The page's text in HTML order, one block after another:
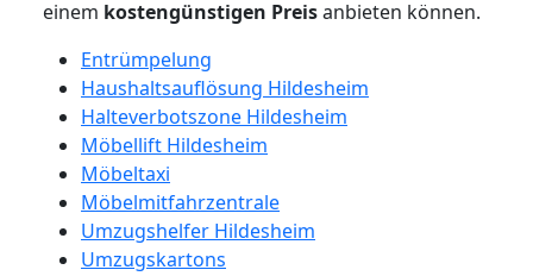
einem kostengünstigen Preisanbieten können.
Entrümpelung
Haushaltsauflösung Hildesheim
Halteverbotszone Hildesheim
Möbellift Hildesheim
Möbeltaxi
Möbelmitfahrzentrale
Umzugshelfer Hildesheim
Umzugskartons